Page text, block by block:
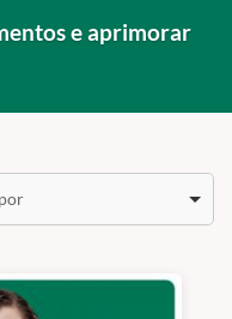
e aprimorar